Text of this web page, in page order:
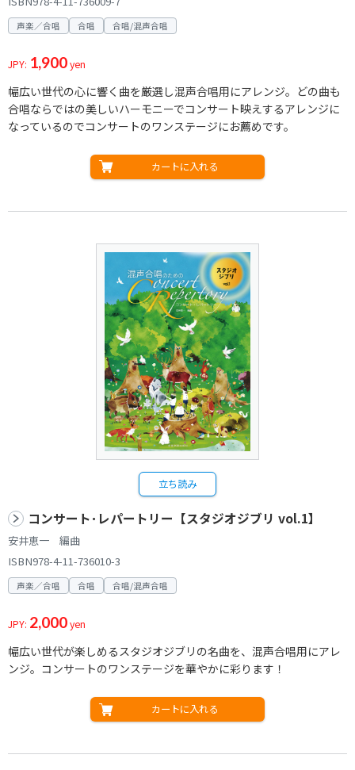
声楽／合唱 合唱 合唱/混声合唱
JPY: 1,900yen
幅広い世代の心に響く曲を厳選し混声合唱用にアレンジ。どの曲も
合唱ならではの美しいハーモニーでコンサート映えするアレンジに
なっているのでコンサートのワンステージにお薦めです。
カートに入れる
立ち読み
コンサート･レパートリー【スタジオジブリ vol.1】
安井恵一 編曲
ISBN978-4-11-736010-3
声楽／合唱 合唱 合唱/混声合唱
JPY: 2,000yen
幅広い世代が楽しめるスタジオジブリの名曲を、混声合唱用にアレ
ンジ。コンサートのワンステージを華やかに彩ります！
カートに入れる